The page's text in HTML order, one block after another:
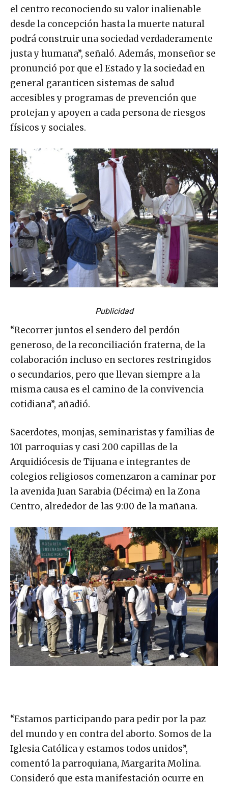
el centro reconociendo su valor inalienable
desde la concepción hasta la muerte natural
podrá construir una sociedad verdaderamente
justa y humana”, señaló. Además, monseñor se
pronunció por que el Estado y la sociedad en
general garanticen sistemas de salud
accesibles y programas de prevención que
protejan y apoyen a cada persona de riesgos
físicos y sociales.
Publicidad
“Recorrer juntos el sendero del perdón
generoso, de la reconciliación fraterna, de la
colaboración incluso en sectores restringidos
o secundarios, pero que llevan siempre a la
misma causa es el camino de la convivencia
cotidiana”, añadió.
Sacerdotes, monjas, seminaristas y familias de
101 parroquias y casi 200 capillas de la
Arquidiócesis de Tijuana e integrantes de
colegios religiosos comenzaron a caminar por
la avenida Juan Sarabia (Décima) en la Zona
Centro, alrededor de las 9:00 de la mañana.
“Estamos participando para pedir por la paz
del mundo y en contra del aborto. Somos de la
Iglesia Católica y estamos todos unidos”,
comentó la parroquiana, Margarita Molina.
Consideró que esta manifestación ocurre en